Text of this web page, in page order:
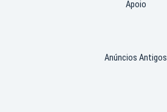
Apoio
Anúncios Antigos